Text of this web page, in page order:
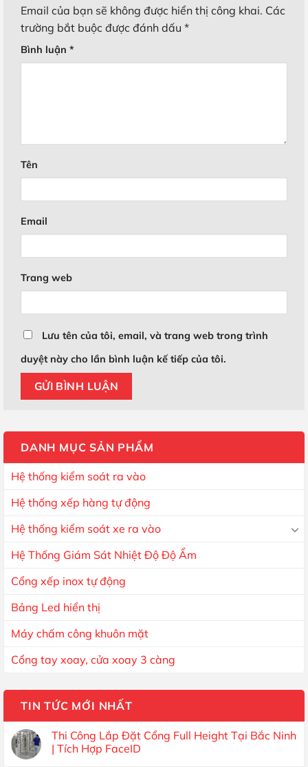
Email của bạn sẽ không được hiển thị công khai. Các
trường bắt buộc được đánh dấu *
Bình luận *
Tên
Email
Trang web
Lưu tên của tôi, email, và trang web trong trình
duyệt này cho lần bình luận kế tiếp của tôi.
DANH MỤC SẢN PHẨM
Hệ thống kiểm soát ra vào
Hệ thống xếp hàng tự động
Hệ thống kiểm soát xe ra vào
Hệ Thống Giám Sát Nhiệt Độ Độ Ẩm
Cổng xếp inox tự động
Bảng Led hiển thị
Máy chấm công khuôn mặt
Cổng tay xoay, cửa xoay 3 càng
TIN TỨC MỚI NHẤT
Thi Công Lắp Đặt Cổng Full Height Tại Bắc Ninh
| Tích Hợp FaceID